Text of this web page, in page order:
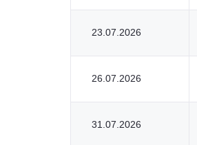
23.07.2026
26.07.2026
31.07.2026